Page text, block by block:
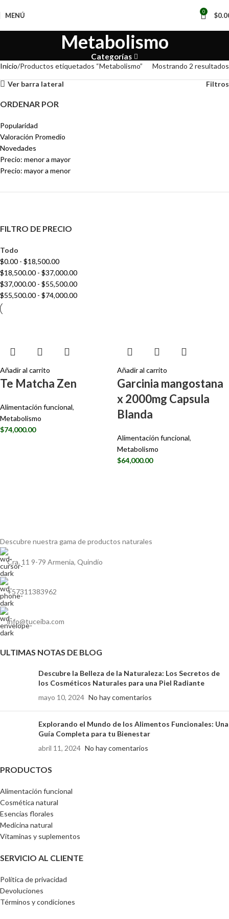
MENÚ 0 $
Metabolismo
Categorías
Inicio Productos etiquetados “Metabolismo” Mostrando 2 resultados
Ver barra lateral Filtros
ORDENAR POR
Popularidad
Valoración Promedio
Novedades
Precio: menor a mayor
Precio: mayor a menor
FILTRO DE PRECIO
Todo
$0.00 - $18,500.00
$18,500.00 - $37,000.00
$37,000.00 - $55,500.00
$55,500.00 - $74,000.00
Añadir al carrito
Te Matcha Zen
Alimentación funcional,
Metabolismo
$74,000.00
Añadir al carrito
Garcinia mangostana
x 2000mg Capsula
Blanda
Alimentación funcional,
Metabolismo
$64,000.00
Descubre nuestra gama deproductos naturales
Cra. 11 9-79 Armenia, Quindío
+57311383962
info@tuceiba.com
ULTIMAS NOTAS DE BLOG
Descubre la Belleza de la Naturaleza: Los Secretos de
los Cosméticos Naturales para una Piel Radiante
mayo 10, 2024 No hay comentarios
Explorando el Mundo de los Alimentos Funcionales: Una
Guía Completa para tu Bienestar
abril 11, 2024 No hay comentarios
PRODUCTOS
Alimentación funcional
Cosmética natural
Esencias florales
Medicina natural
Vitaminas y suplementos
SERVICIO AL CLIENTE
Política de privacidad
Devoluciones
Términos y condiciones